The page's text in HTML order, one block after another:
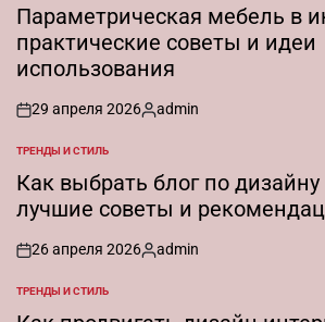
ВПараметрическая мебель в
практические советы и идеи
использования
on
29 апреля 2026
Запись
admin
ОПУБЛИКОВАНО
В
ТРЕНДЫ И СТИЛЬ
Как выбрать блог по дизайну
лучшие советы и
on
26 апреля 2026
Запись
admin
ОПУБЛИКОВАНО
В
ТРЕНДЫ И СТИЛЬ